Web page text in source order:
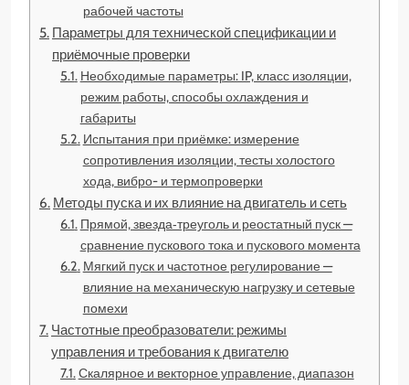
рабочей частоты
Параметры для технической спецификации и
приёмочные проверки
Необходимые параметры: IP, класс изоляции,
режим работы, способы охлаждения и
габариты
Испытания при приёмке: измерение
сопротивления изоляции, тесты холостого
хода, вибро- и термопроверки
Методы пуска и их влияние на двигатель и сеть
Прямой, звезда‑треуголь и реостатный пуск —
сравнение пускового тока и пускового момента
Мягкий пуск и частотное регулирование —
влияние на механическую нагрузку и сетевые
помехи
Частотные преобразователи: режимы
управления и требования к двигателю
Скалярное и векторное управление, диапазон